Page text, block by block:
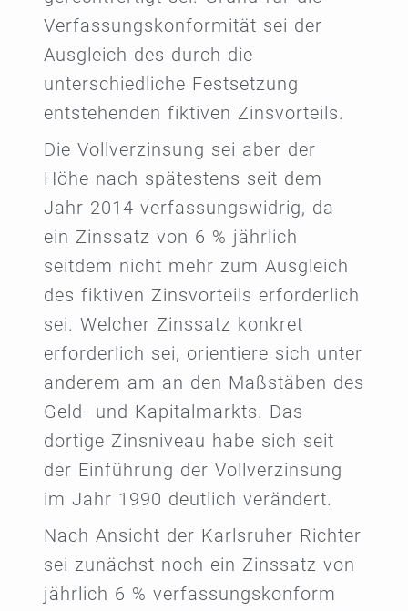
Verfassungskonformität sei der
Ausgleich des durch die
unterschiedliche Festsetzung
entstehenden fiktiven Zinsvorteils.
Die Vollverzinsung sei aber der
Höhe nach spätestens seit dem
Jahr 2014 verfassungswidrig, da
ein Zinssatz von 6 % jährlich
seitdem nicht mehr zum Ausgleich
des fiktiven Zinsvorteils erforderlich
sei. Welcher Zinssatz konkret
erforderlich sei, orientiere sich unter
anderem am an den Maßstäben des
Geld- und Kapitalmarkts. Das
dortige Zinsniveau habe sich seit
der Einführung der Vollverzinsung
im Jahr 1990 deutlich verändert.
Nach Ansicht der Karlsruher Richter
sei zunächst noch ein Zinssatz von
jährlich 6 % verfassungskonform